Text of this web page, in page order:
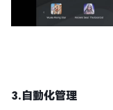
3.自動化管理